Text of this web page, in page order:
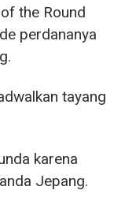
the Round
perdananya
tayang
karena
Jepang.